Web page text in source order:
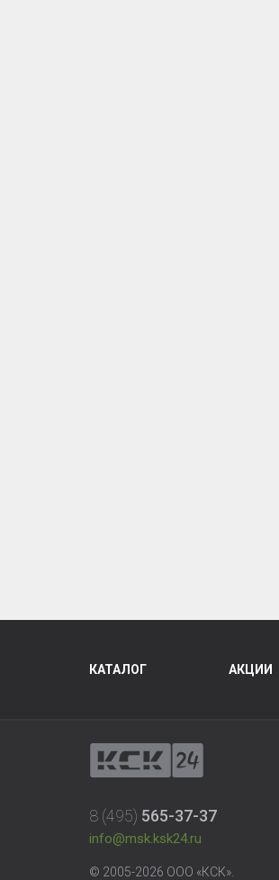
КАТАЛОГ АКЦИИ
8 (495) 565-37-37
info@msk.ksk24.ru
© 2005-2026 ООО «КСК».